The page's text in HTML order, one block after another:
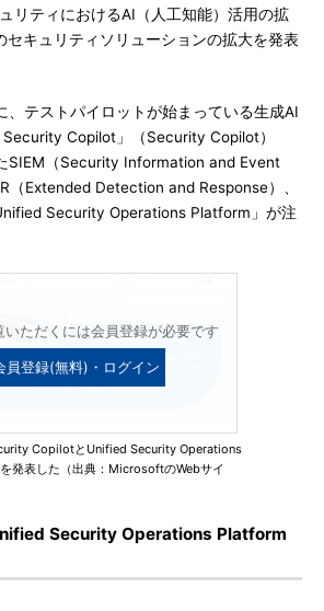
リティにおけるAI（人工知能）活用の拡
セキュリティソリューションの拡大を発表
テストパイロットが始まっている生成AI
Copilot」（Security Copilot）
SIEM（Security Information and Event
（Extended Detection and Response）、
Security Operations Platform」が注
いただくには会員登録が必要です
員登録(無料)・ログイン
CopilotとUnified Security Operations
発表した（出典：MicrosoftのWebサイ
Security Operations Platform